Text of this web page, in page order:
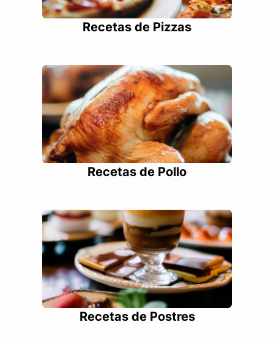
Recetas de Pizzas
Recetas de Pollo
Recetas de Postres